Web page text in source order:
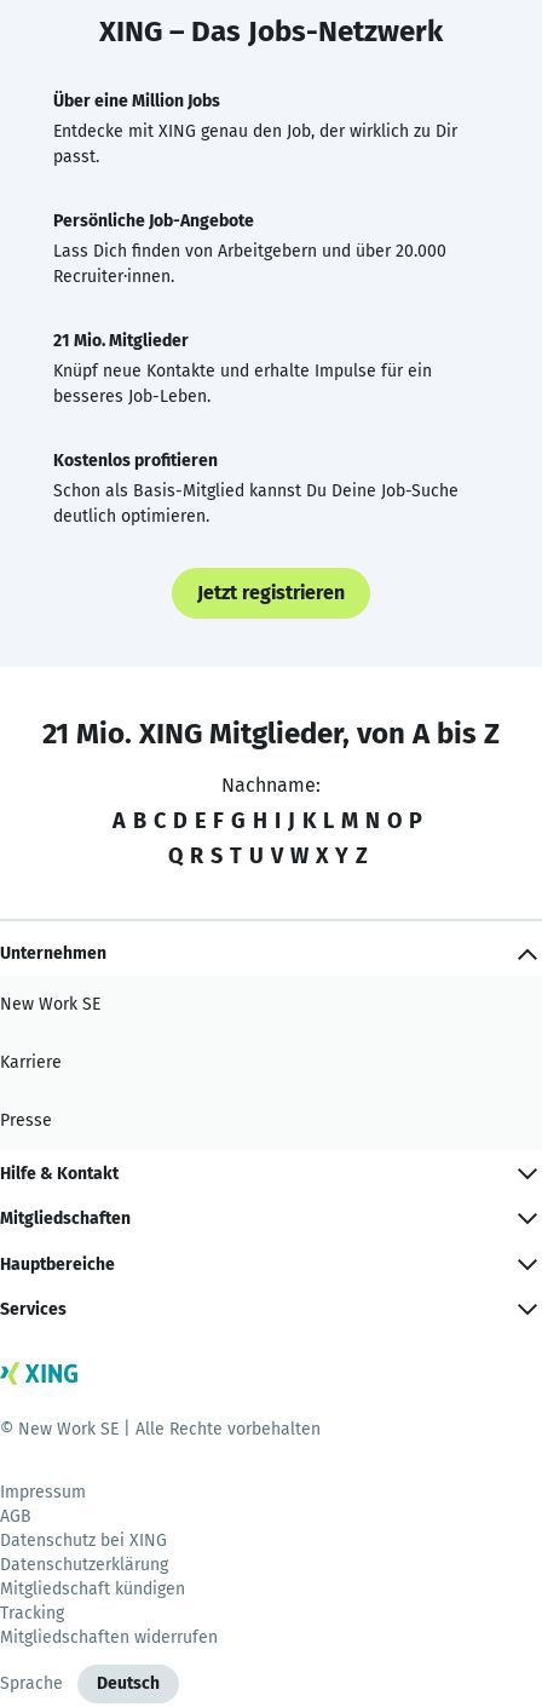
XING – Das Jobs-Netzwerk
Über eine Million Jobs
Entdecke mit XING genau den Job, der wirklich zu Dir
passt.
Persönliche Job-Angebote
Lass Dich finden von Arbeitgebern und über 20.000
Recruiter·innen.
21 Mio. Mitglieder
Knüpf neue Kontakte und erhalte Impulse für ein
besseres Job-Leben.
Kostenlos profitieren
Schon als Basis-Mitglied kannst Du Deine Job-Suche
deutlich optimieren.
Jetzt registrieren
21 Mio. XING Mitglieder, von A bis Z
Nachname:
A B C D E F G H I J K L M N O P
Q R S T U V W X Y Z
Unternehmen
New Work SE
Karriere
Presse
Hilfe & Kontakt
Mitgliedschaften
Hauptbereiche
Services
© New Work SE | Alle Rechte vorbehalten
Impressum
AGB
Datenschutz bei XING
Datenschutzerklärung
Mitgliedschaft kündigen
Tracking
Mitgliedschaften widerrufen
Sprache Deutsch